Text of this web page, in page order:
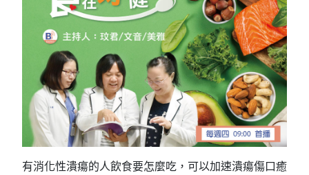
有消化性潰瘍的人飲食要怎麼吃，可以加速潰瘍傷口癒